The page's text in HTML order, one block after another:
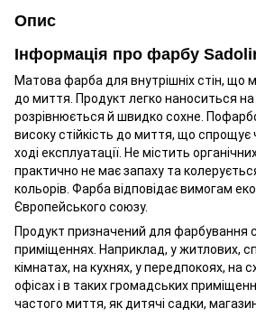
Опис
Інформація про фарбу
Матова фарба для внутрішніх стін, що
до миття. Продукт легко наноситься
розрівнюється й швидко сохне.
високу стійкість до миття, що спрощує
ході експлуатації. Не містить
практично не має запаху та
кольорів. Фарба відповідає вимогам
Європейського союзу.
Продукт призначений для фарбування
приміщеннях. Наприклад, у житлових,
кімнатах, на кухнях, у передпокоях, на
офісах і в таких громадських
частого миття, як дитячі садки,